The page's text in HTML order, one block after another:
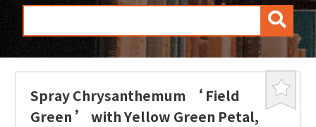
검
북
Spray Chrysanthemum ‘ Field
Green ’ with Yellow Green Petal,